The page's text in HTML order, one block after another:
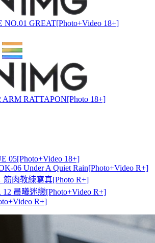
GREAT[Photo+Video 18+]
ARM RATTAPON[Photo 18+]
05[Photo+Video 18+]
06 Under A Quiet Rain[Photo+Video R+]
筋肉教練寫真[Photo R+]
12 晨曦迷戀[Photo+Video R+]
R+]